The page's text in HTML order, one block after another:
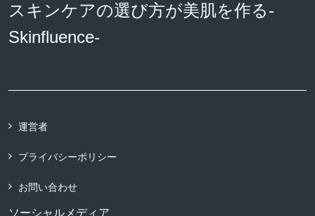
スキンケアの選び方が美肌を作る-
Skinfluence-
運営者
プライバシーポリシー
お問い合わせ
ソーシャルメディア